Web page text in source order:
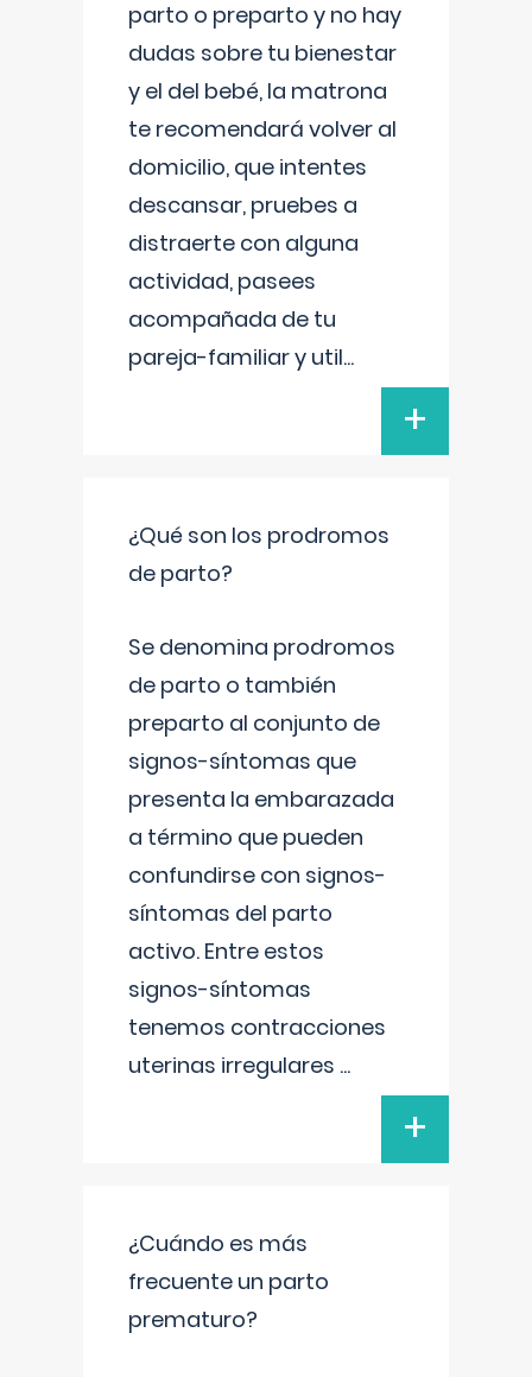
parto o preparto y no hay
dudas sobre tu bienestar
y el del bebé, la matrona
te recomendará volver al
domicilio, que intentes
descansar, pruebes a
distraerte con alguna
actividad, pasees
acompañada de tu
pareja-familiar y util...
+
¿Qué son los prodromos
de parto?
Se denomina prodromos
de parto o también
preparto al conjunto de
signos-síntomas que
presenta la embarazada
a término que pueden
confundirse con signos-
síntomas del parto
activo. Entre estos
signos-síntomas
tenemos contracciones
uterinas irregulares ...
+
¿Cuándo es más
frecuente un parto
prematuro?